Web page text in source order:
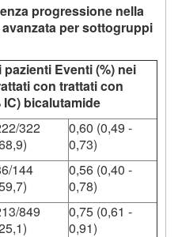
progressione nella
per sottogruppi
pazienti Eventi (%) nei
con trattati con
IC) bicalutamide
322
0,60 (0,49 -
0,73)
144
0,56 (0,40 -
0,78)
849
0,75 (0,61 -
0,91)